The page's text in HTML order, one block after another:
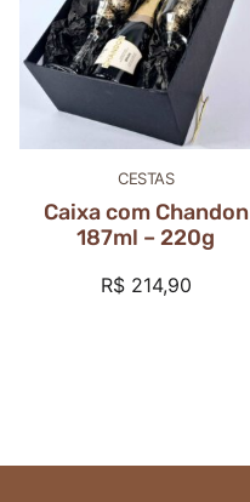
CESTAS
Caixa com Chandon
187ml – 220g
R$214,90